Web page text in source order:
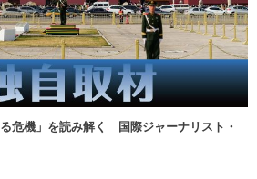
る危機」を読み解く 国際ジャーナリスト・